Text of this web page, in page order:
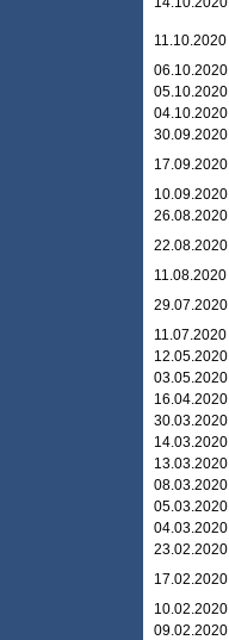
11.10.2020
06.10.2020
05.10.2020
04.10.2020
30.09.2020
17.09.2020
10.09.2020
26.08.2020
22.08.2020
11.08.2020
29.07.2020
11.07.2020
12.05.2020
03.05.2020
16.04.2020
30.03.2020
14.03.2020
13.03.2020
08.03.2020
05.03.2020
04.03.2020
23.02.2020
17.02.2020
10.02.2020
09.02.2020